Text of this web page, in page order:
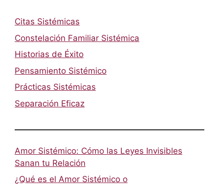
Citas Sistémicas
Constelación Familiar Sistémica
Historias de Éxito
Pensamiento Sistémico
Prácticas Sistémicas
Separación Eficaz
Amor Sistémico: Cómo las Leyes Invisibles
Sanan tu Relación
¿Qué es el Amor Sistémico o